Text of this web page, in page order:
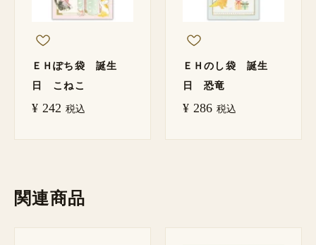
ＥＨぽち袋 誕生
日 こねこ
¥ 242 税込
ＥＨのし袋 誕生
日 恐竜
¥ 286 税込
関連商品